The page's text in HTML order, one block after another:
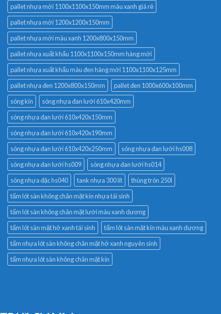
pallet nhựa mới 1100x1100x150mm màu xanh giá rẻ
pallet nhựa mới 1200x1200x150mm
pallet nhựa mới màu xanh 1200x800x150mm
pallet nhựa xuất khẩu 1100x1100x150mm hàng mới
pallet nhựa xuất khẩu màu đen hàng mới 1100x1100x125mm
pallet nhựa đen 1200x800x150mm
pallet đen 1000x600x100mm
sóng kín
sóng nhựa đan lưới 610x420mm
sóng nhựa đan lưới 610x420x150mm
sóng nhựa đan lưới 610x420x190mm
sóng nhựa đan lưới 610x420x250mm
sóng nhựa đan lưới hs008
sóng nhựa đan lưới hs009
sóng nhựa đan lưới hs014
sóng nhựa đặc hs040
tank nhựa 300 lít
thùng tròn 250l
tấm lót sàn không chân mặt kín nhựa tái sinh
tấm lót sàn không chân mặt lưới màu xanh dương
tấm lót sàn mặt hở xanh tái sinh
tấm lót sàn mặt kín màu xanh dương
tấm nhựa lót sàn không chân mặt hở xanh nguyên sinh
tấm nhựa lót sàn không chân mặt kín